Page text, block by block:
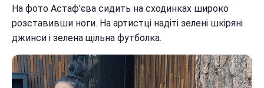
На фото Астаф'єва сидить на сходинках широко
розставивши ноги. На артистці надіті зелені шкіряні
джинси і зелена щільна футболка.